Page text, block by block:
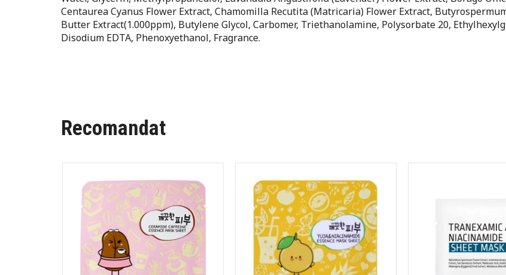
Centaurea Cyanus Flower Extract, Chamomilla Recutita (Matricaria) Flower Extract,
Butter Extract(1.000ppm), Butylene Glycol, Carbomer, Triethanolamine, Polysorbate 20,
Disodium EDTA, Phenoxyethanol, Fragrance.
Recomandat